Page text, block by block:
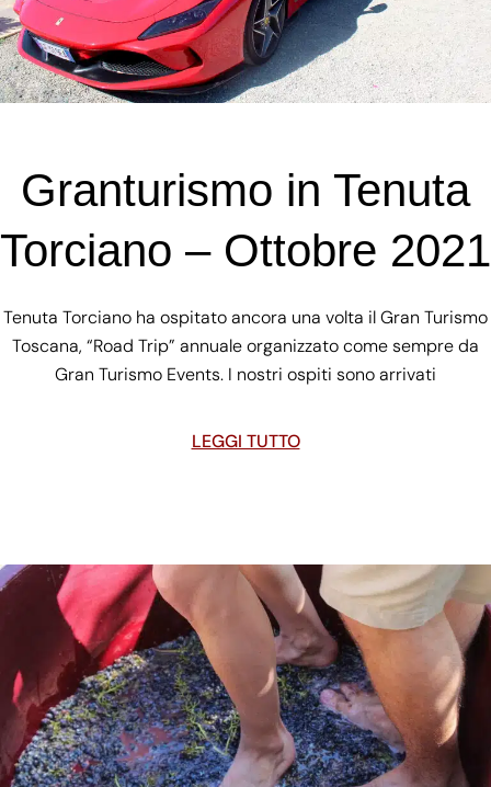
Granturismo in Tenuta
Torciano – Ottobre 2021
Tenuta Torciano ha ospitato ancora una volta il Gran Turismo
Toscana, “Road Trip” annuale organizzato come sempre da
Gran Turismo Events. I nostri ospiti sono arrivati
LEGGI TUTTO